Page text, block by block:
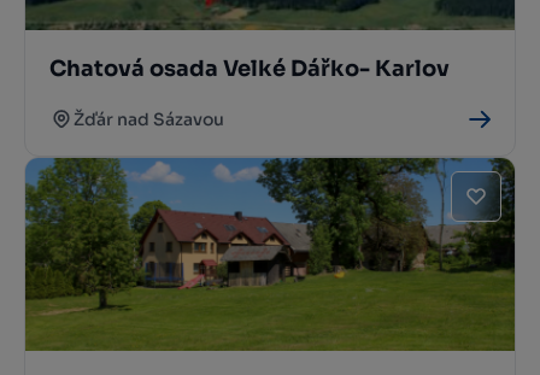
Chatová osada Velké Dářko- Karlov
Žďár nad Sázavou